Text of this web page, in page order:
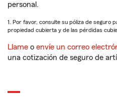
personal.
1. Por favor, consulte su póliza de seguro
propiedad cubierta y de las pérdidas
Llame o envíe un correo
una cotización de seguro de